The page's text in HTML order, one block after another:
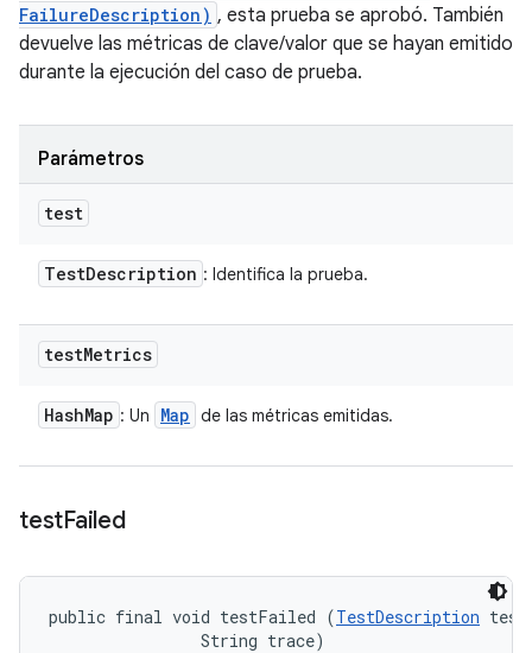
FailureDescription) , esta prueba se aprobó. También
devuelve las métricas de clave/valor que se hayan emitido
durante la ejecución del caso de prueba.
Parámetros
test
TestDescription : Identifica la prueba.
testMetrics
HashMap : Un Map de las métricas emitidas.
testFailed
public final void testFailed (TestDescription
                String trace)